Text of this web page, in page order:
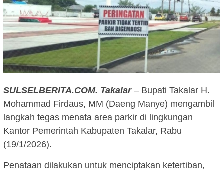
SULSELBERITA.COM. Takalar– Bupati Takalar H.
Mohammad Firdaus, MM (Daeng Manye) mengambil
langkah tegas menata area parkir di lingkungan
Kantor Pemerintah Kabupaten Takalar, Rabu
(19/1/2026).
Penataan dilakukan untuk menciptakan ketertiban,